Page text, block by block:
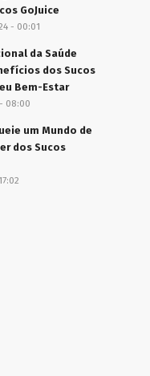
GoJuice
- 00:01
da Saúde
dos Sucos
Bem-Estar
08:00
um Mundo de
dos Sucos